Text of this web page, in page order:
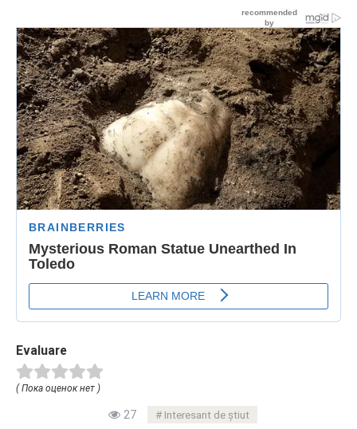
Evaluare
( Пока оценок нет )
27 Interesant de știut